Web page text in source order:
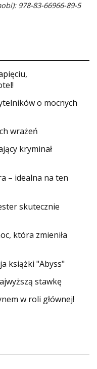
978-83-66966-89-5
o mocnych
wrażeń
kryminał
– idealna na ten
skutecznie
która zmieniła
książki "Abyss"
stawkę
w roli głównej!